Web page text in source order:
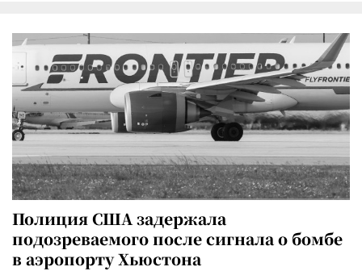
Полиция США задержала
подозреваемого после сигнала о бомбе
в аэропорту Хьюстона